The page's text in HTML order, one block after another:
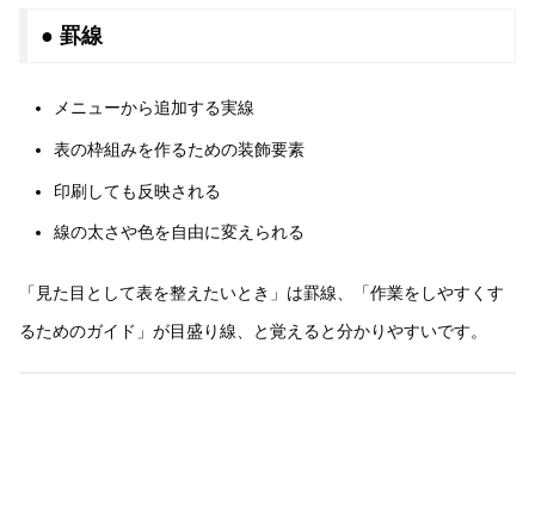
● 罫線
メニューから追加する実線
表の枠組みを作るための装飾要素
印刷しても反映される
線の太さや色を自由に変えられる
「見た目として表を整えたいとき」は罫線、「作業をしやすくす
るためのガイド」が目盛り線、と覚えると分かりやすいです。